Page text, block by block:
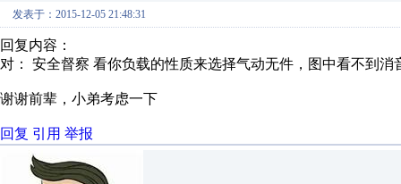
发表于：2015-12-05 21:48:31
回复内容：
对： 安全督察 看你负载的性质来选择气动无件，图中看不到消
谢谢前辈，小弟考虑一下
回复 引用 举报